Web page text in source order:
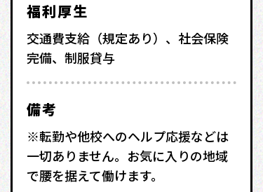
福利厚生
交通費支給（規定あり）、社会保険
完備、制服貸与
備考
※転勤や他校へのヘルプ応援などは
一切ありません。お気に入りの地域
で腰を据えて働けます。